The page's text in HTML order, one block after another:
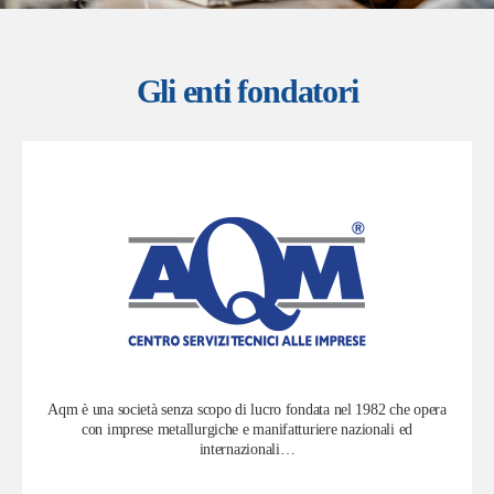
Gli enti fondatori
Aqm è una società senza scopo di lucro fondata nel 1982 che opera
con imprese metallurgiche e manifatturiere nazionali ed
internazionali…